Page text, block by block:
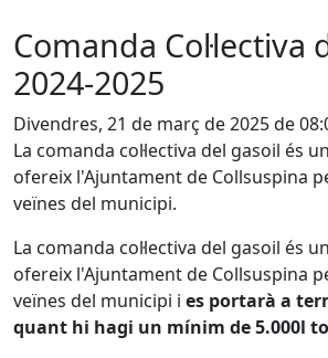
Comanda Col·lectiva
2024-2025
Divendres, 21 de març de 2025 de
La comanda col·lectiva del gasoil és
ofereix l'Ajuntament de Collsuspina
veïnes del municipi.
La comanda col·lectiva del gasoil és
ofereix l'Ajuntament de Collsuspina
veïnes del municipi i es portarà a
quant hi hagi un mínim de 5.000l